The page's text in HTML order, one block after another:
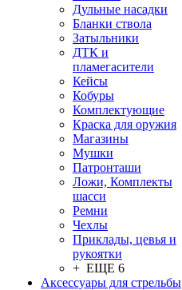
Дульные насадки
Бланки ствола
Затыльники
ДТК и
пламегасители
Кейсы
Кобуры
Комплектующие
Краска для оружия
Магазины
Мушки
Патронташи
Ложи, Комплекты
шасси
Ремни
Чехлы
Приклады, цевья и
рукоятки
+ ЕЩЕ 6
Аксессуары для стрельбы